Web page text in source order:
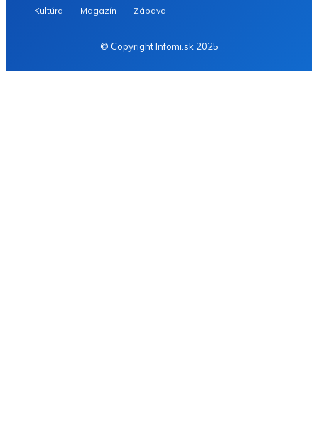
Kultúra
Magazín Zábava
© Copyright Infomi.sk 2025